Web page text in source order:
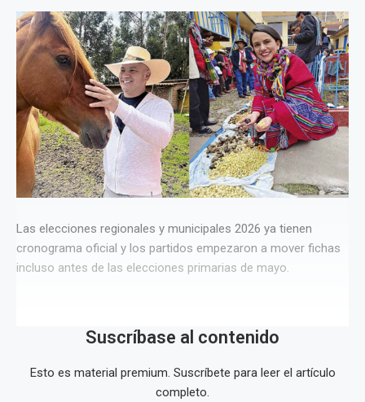
Las elecciones regionales y municipales 2026 ya tienen
cronograma oficial y los partidos empezaron a mover fichas
incluso antes de las elecciones primarias de mayo.
Suscríbase al contenido
Esto es material premium. Suscríbete para leer el artículo
completo.